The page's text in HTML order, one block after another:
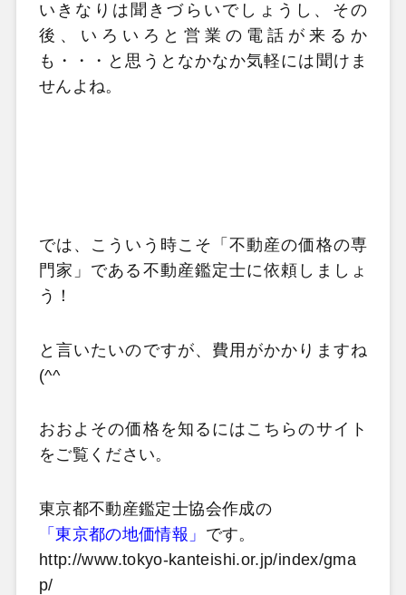
いきなりは聞きづらいでしょうし、その
後、いろいろと営業の電話が来るか
も・・・と思うとなかなか気軽には聞けま
せんよね。
では、こういう時こそ「不動産の価格の専
門家」である不動産鑑定士に依頼しましょ
う！
と言いたいのですが、費用がかかりますね
(^^
おおよその価格を知るにはこちらのサイト
をご覧ください。
東京都不動産鑑定士協会作成の
「東京都の地価情報」 です。
http://www.tokyo-kanteishi.or.jp/index/gma
p/